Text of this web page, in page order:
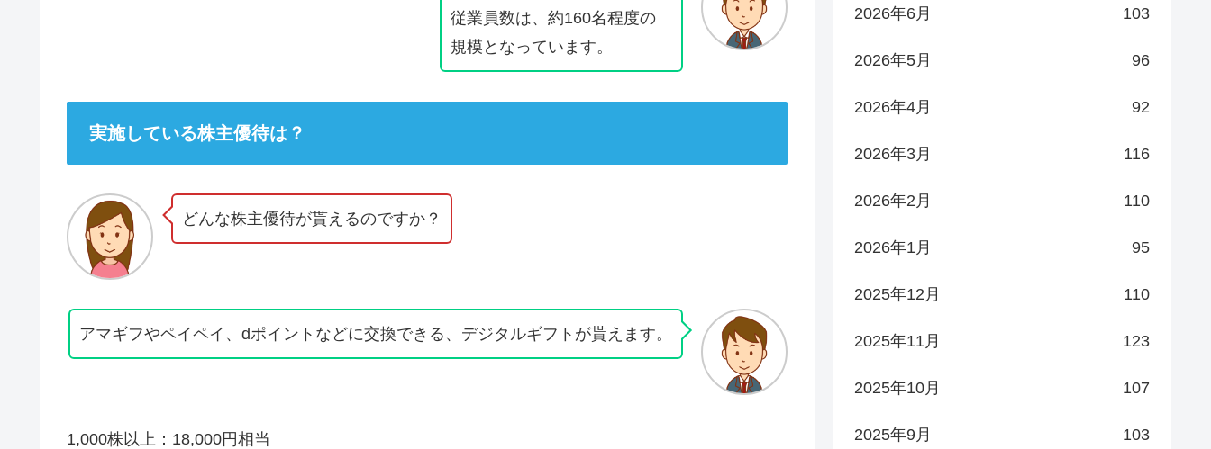
従業員数は、約160名程度の
規模となっています。
実施している株主優待は？
どんな株主優待が貰えるのですか？
アマギフやペイペイ、dポイントなどに交換できる、デジタルギフトが貰えます。
1,000株以上：18,000円相当
2026年6月 103
2026年5月 96
2026年4月 92
2026年3月 116
2026年2月 110
2026年1月 95
2025年12月 110
2025年11月 123
2025年10月 107
2025年9月 103